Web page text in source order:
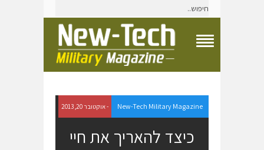
g
l
e
N
New-Tech Military Magazine - אוקטובר 20, 2013
כיצד להאריך את חיי